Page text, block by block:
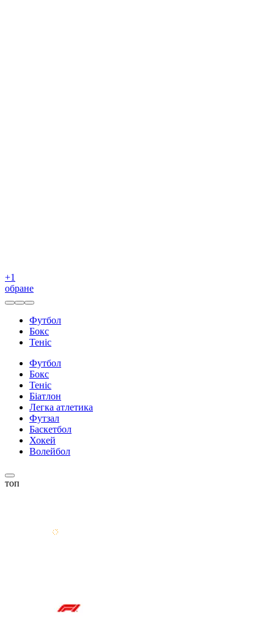
+1
обране
Футбол
Бокс
Теніс
Футбол
Бокс
Теніс
Біатлон
Легка атлетика
Футзал
Баскетбол
Хокей
Волейбол
топ